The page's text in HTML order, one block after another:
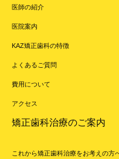
医師の紹介
医院案内
KAZ矯正歯科の特徴
よくあるご質問
費用について
アクセス
矯正歯科治療のご案内
これから矯正歯科治療をお考えの方